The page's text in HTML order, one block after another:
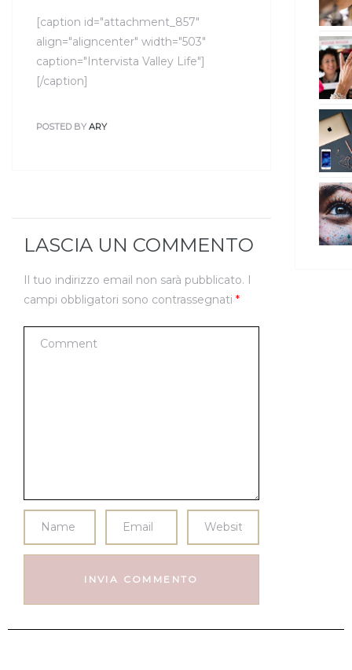
[caption id="attachment_857"
align="aligncenter" width="503"
caption="Intervista Valley Life"]
[/caption]
POSTED BY ARY
LASCIA UN COMMENTO
Il tuo indirizzo email non sarà pubblicato. I
campi obbligatori sono contrassegnati *